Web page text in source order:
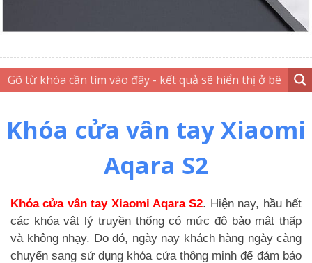
Khóa cửa vân tay Xiaomi
Aqara S2
Khóa cửa vân tay Xiaomi Aqara S2. Hiện nay, hầu hết
các khóa vật lý truyền thống có mức độ bảo mật thấp
và không nhạy. Do đó, ngày nay khách hàng ngày càng
chuyển sang sử dụng khóa cửa thông minh để đảm bảo